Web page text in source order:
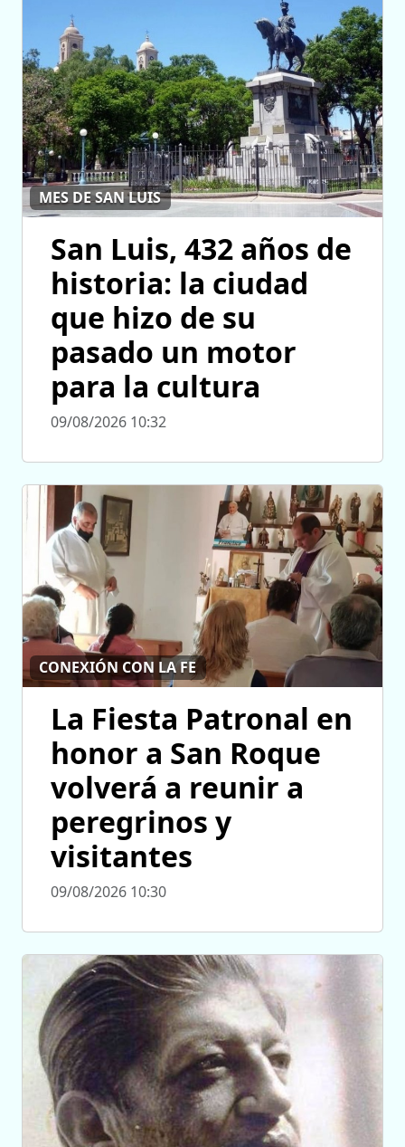
MES DE SAN LUIS
San Luis, 432 años de
historia: la ciudad
que hizo de su
pasado un motor
para la cultura
09/08/2026 10:32
CONEXIÓN CON LA FE
La Fiesta Patronal en
honor a San Roque
volverá a reunir a
peregrinos y
visitantes
09/08/2026 10:30